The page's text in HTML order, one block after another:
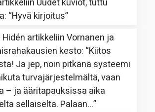
Uudet kuviot, tuttu
: “Hyvä kirjoitus”
artikkeliinVornanen ja
kesto: “Kiitos
Ja jep, noin pitkänä systeemi
turvajärjestelmältä, vaan
– ja ääritapauksissa aika
sellaiselta. Palaan…”